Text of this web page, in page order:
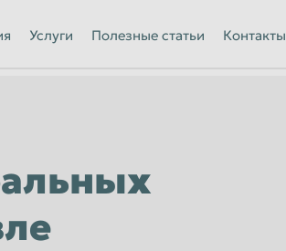
Йошкар-Ола
Услуги Полезные статьи Контакты